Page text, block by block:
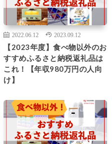
2022.06.12 2023.09.12
【2023年度】食べ物以外のお
すすめふるさと納税返礼品は
これ！【年収980万円の人向
け】